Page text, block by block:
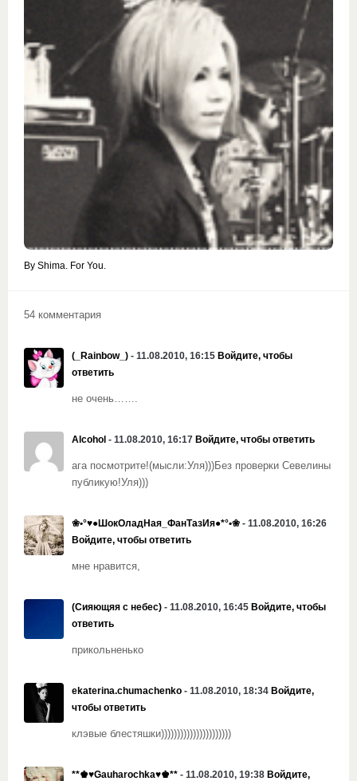
By Shima. For You.
54 комментария
(_Rainbow_) - 11.08.2010, 16:15 Войдите, чтобы
ответить
не очень…….
Alcohol - 11.08.2010, 16:17 Войдите, чтобы ответить
ага посмотрите!(мысли:Уля)))Без проверки Севелины
публикую!Уля)))
❀•°♥●ШокОладНая_ФанТазИя●*°•❀ - 11.08.2010, 16:26
Войдите, чтобы ответить
мне нравится,
(Сияющяя с небес) - 11.08.2010, 16:45 Войдите, чтобы
ответить
прикольненько
ekaterina.chumachenko - 11.08.2010, 18:34 Войдите,
чтобы ответить
клэвые блестяшки))))))))))))))))))))))
**♚♥Gauharochka♥♚** - 11.08.2010, 19:38 Войдите,